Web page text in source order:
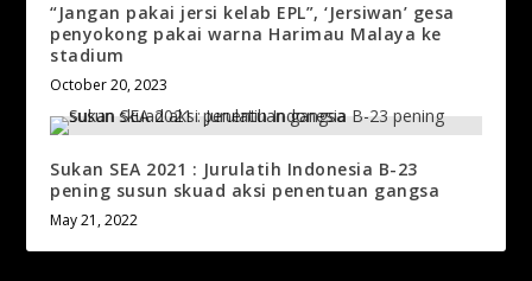
“Jangan pakai jersi kelab EPL”, ‘Jersiwan’ gesa
penyokong pakai warna Harimau Malaya ke
stadium
October 20, 2023
Sukan SEA 2021 : Jurulatih Indonesia B-23
pening susun skuad aksi penentuan gangsa
May 21, 2022